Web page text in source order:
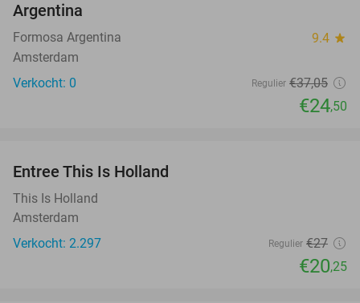
TODAY
Argentina
Formosa Argentina 9.4 star
Amsterdam
Verkocht: 0
Regulier €37,05
€24,50
Entree This Is Holland
This Is Holland
Amsterdam
Verkocht: 2.297
Regulier €27
€20,25